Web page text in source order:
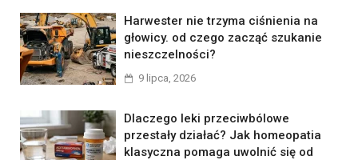
Harwester nie trzyma ciśnienia na
głowicy. od czego zacząć szukanie
nieszczelności?
9 lipca, 2026
Dlaczego leki przeciwbólowe
przestały działać? Jak homeopatia
klasyczna pomaga uwolnić się od